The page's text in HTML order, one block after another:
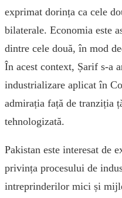
exprimat dorința ca cele
bilaterale. Economia este
dintre cele două, în mod
În acest context, Șarif s-a
industrializare aplicat în
admirația față de tranziția
tehnologizată.
Pakistan este interesat de
privința procesului de
intreprinderilor mici și